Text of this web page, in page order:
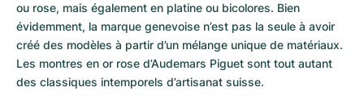
ou rose, mais également en platine ou bicolores. Bien
évidemment, la marque genevoise n’est pas la seule à avoir
créé des modèles à partir d’un mélange unique de matériaux.
Les montres en or rose d’Audemars Piguet sont tout autant
des classiques intemporels d’artisanat suisse.